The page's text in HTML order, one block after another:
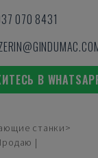
070 8431
В
станки
|